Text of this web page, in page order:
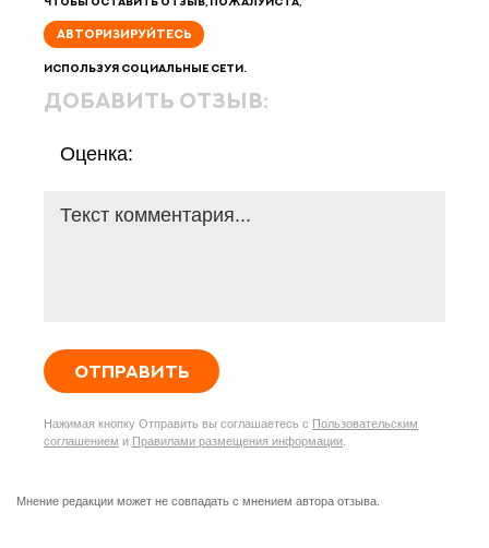
АВТОРИЗИРУЙТЕСЬ
используя социальные сети.
добавить отзыв:
Оценка:
ОТПРАВИТЬ
Нажимая кнопку Отправить вы соглашаетесь с Пользовательским
соглашением и Правилами размещения информации
Мнение редакции может не совпадать с мнением автора отзыва.